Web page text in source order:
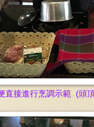
直接進行烹調示範 (頭